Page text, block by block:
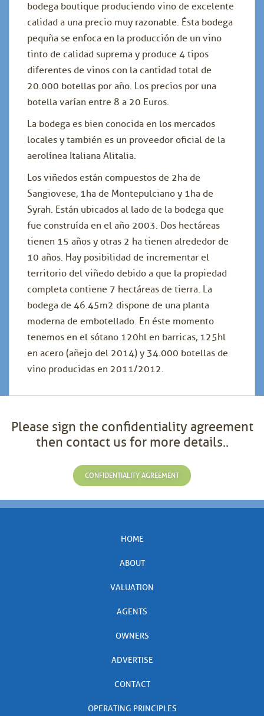
bodega boutique produciendo vino de excelente
calidad a una precio muy razonable. Ésta bodega
pequña se enfoca en la producción de un vino
tinto de calidad suprema y produce 4 tipos
diferentes de vinos con la cantidad total de
20.000 botellas por año. Los precios por una
botella varían entre 8 a 20 Euros.
La bodega es bien conocida en los mercados
locales y también es un proveedor oficial de la
aerolínea Italiana Alitalia.
Los viñedos están compuestos de 2ha de
Sangiovese, 1ha de Montepulciano y 1ha de
Syrah. Están ubicados al lado de la bodega que
fue construída en el año 2003. Dos hectáreas
tienen 15 años y otras 2 ha tienen alrededor de
10 años. Hay posibilidad de incrementar el
territorio del viñedo debido a que la propiedad
completa contiene 7 hectáreas de tierra. La
bodega de 46.45m2 dispone de una planta
moderna de embotellado. En éste momento
tenemos en el sótano 120hl en barricas, 125hl
en acero (añejo del 2014) y 34.000 botellas de
vino producidas en 2011/2012.
Please sign the confidentiality agreement
then contact us for more details..
CONFIDENTIALITY AGREEMENT
HOME
ABOUT
VALUATION
AGENTS
OWNERS
ADVERTISE
CONTACT
OPERATING PRINCIPLES